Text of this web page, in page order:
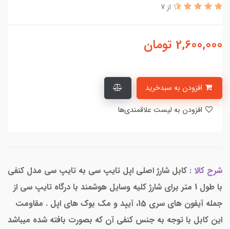
از 7
2,600,000 تومان
شرح کالا : کابل شارژ اصلی اپل تایپ سی به تایپ سی مدل کنفی
با طول 1 متر برای شارژ کلیه وسایل هوشمند با درگاه تایپ سی از
جمله آیفون های سری 15، آیپد و مک بوک های اپل . مقاومت
این کابل با توجه به جنس کنفی آن که بصورت بافته شده میباشد